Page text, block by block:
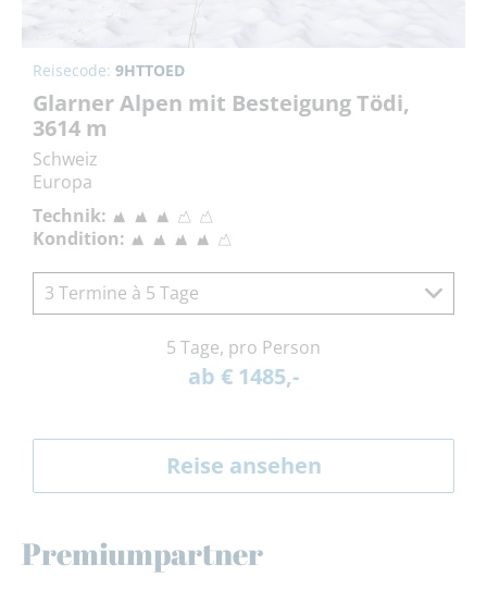
Reisecode: 9HTTOED
Glarner Alpen mit Besteigung Tödi,
3614 m
Schweiz
Europa
Technik:
Kondition:
3 Termine à 5 Tage
5 Tage, pro Person
ab € 1485,-
Reise ansehen
Premiumpartner